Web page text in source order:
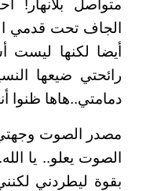
متواصل
الجاف تحت قدمي
أيضا لكنها
رائحتي ضيعها
دمامتي..هاها ظنوا
مصدر الصوت وجهتي
الصوت يعلو.. يا
بقوة ليطردني